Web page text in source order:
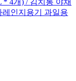
* 4개) / 김치통 야채
인지용기 과일용